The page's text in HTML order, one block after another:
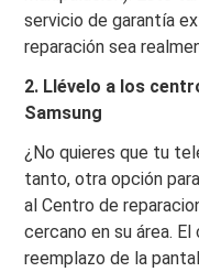
servicio de garantía
reparación sea
2. Llévelo a los
Samsung
¿No quieres que tu
tanto, otra opción
al Centro de
cercano en su área.
reemplazo de la